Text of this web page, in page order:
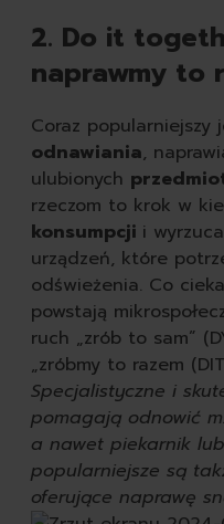
2. Do it
naprawmy to
Coraz popularniejszy
odnawiania,
ulubionych
rzeczom to krok w
konsumpcji i
urządzeń, które
odświeżenia. Co
powstają
ruch „zrób to sam”
„zróbmy to razem
Specjalistyczne i
pomagają odnowić
a nawet piekarnik
popularniejsze są
oferujące naprawę